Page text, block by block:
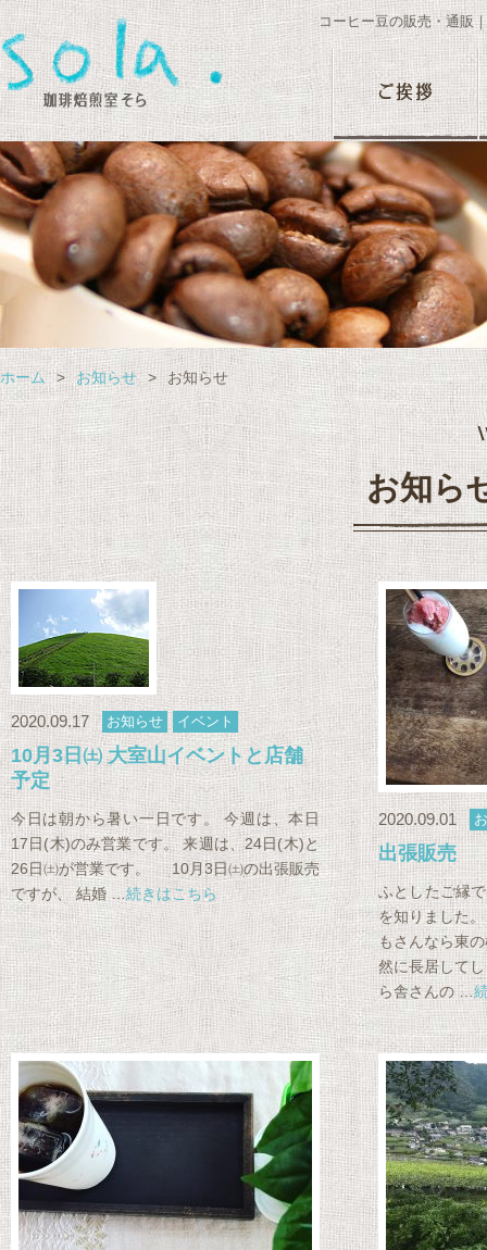
コーヒー豆の販売・通販
ホーム > お知らせ > お知らせ
I
お知ら
2020.09.17 お知らせ イベント
10月3日㈯ 大室山イベントと店舗
予定
今日は朝から暑い一日です。 今週は、本日
17日(木)のみ営業です。 来週は、24日(木)と
26日㈯が営業です。 10月3日㈯の出張販売
ですが、 結婚 …続きはこちら
2020.09.01
出張販売
ふとしたご縁
を知りました
もさんなら東
然に長居して
ら舎さんの …